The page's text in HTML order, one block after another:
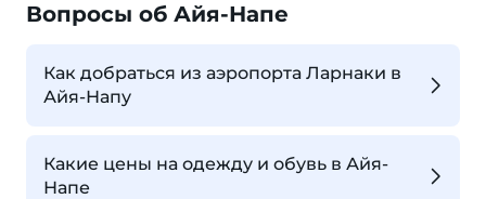
Вопросы об Айя-Напе
Как добраться из аэропорта Ларнаки в
Айя-Напу
Какие цены на одежду и обувь в Айя-
Напе